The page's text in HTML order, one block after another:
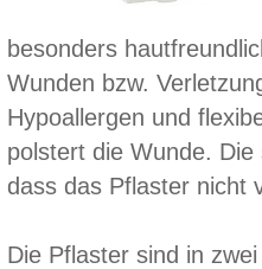
besonders
Wunden bzw.
Hypoallergen und
polstert die Wunde.
dass das Pflaster nicht
Die Pflaster sind in